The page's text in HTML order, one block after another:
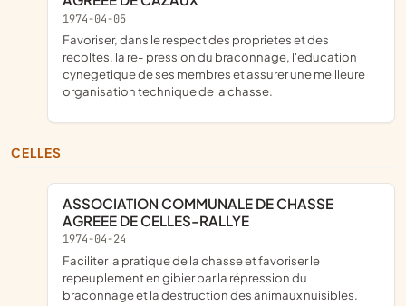
1974-04-05
favoriser, dans le respect des proprietes et des
recoltes, la re- pression du braconnage, l'education
cynegetique de ses membres et assurer une meilleure
organisation technique de la chasse.
CELLES
ASSOCIATION COMMUNALE DE CHASSE
AGREEE DE CELLES-RALLYE
1974-04-24
faciliter la pratique de la chasse et favoriser le
repeuplement en gibier par la répression du
braconnage et la destruction des animaux nuisibles.